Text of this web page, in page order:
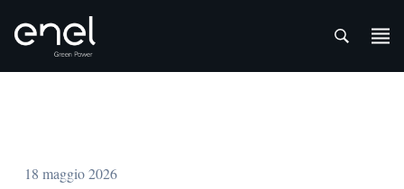
18 maggio 2026